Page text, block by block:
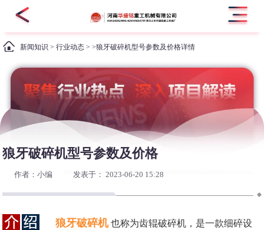
新闻知识 >行业动态 > >狼牙破碎机型号参数及价格详情
狼牙破碎机型号参数及价格
作者：小编 发表于： 2023-06-20 15:28
狼牙破碎机 也称为齿辊破碎机，是一款细碎设